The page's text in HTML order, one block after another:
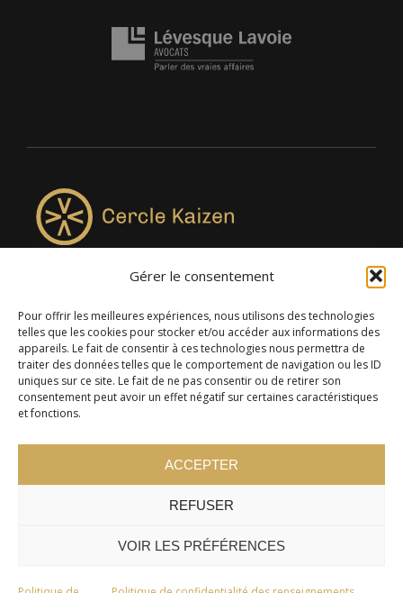
Gérer le consentement
Pour offrir les meilleures expériences, nous utilisons des technologies
telles que les cookies pour stocker et/ou accéder aux informations des
appareils. Le fait de consentir à ces technologies nous permettra de
traiter des données telles que le comportement de navigation ou les ID
uniques sur ce site. Le fait de ne pas consentir ou de retirer son
consentement peut avoir un effet négatif sur certaines caractéristiques
et fonctions.
ACCEPTER
REFUSER
VOIR LES PRÉFÉRENCES
4957, rue Lionel-Groulx, bureau 819, Saint-Augustin-de-
Desmaures QC G3A 0M7
© 2024 Cercle Kaizen. Tous droits réservés -